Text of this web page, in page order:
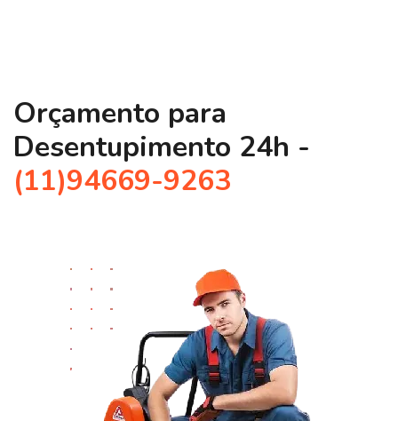
Orçamento para
Desentupimento 24h -
(11)94669-9263